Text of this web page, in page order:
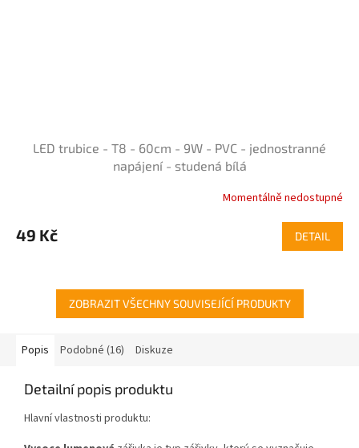
LED trubice - T8 - 60cm - 9W - PVC - jednostranné
napájení - studená bílá
produktu
je
Momentálně nedostupné
49 Kč DETAIL
ZOBRAZIT VŠECHNY SOUVISEJÍCÍ PRODUKTY
Popis Podobné (16) Diskuze
Detailní popis produktu
Hlavní vlastnosti produktu: